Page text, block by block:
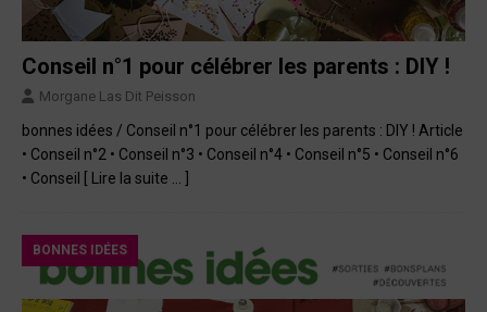
Conseil n°1 pour célébrer les parents : DIY !
Morgane Las Dit Peisson
bonnes idées / Conseil n°1 pour célébrer les parents : DIY ! Article
• Conseil n°2 • Conseil n°3 • Conseil n°4 • Conseil n°5 • Conseil n°6
• Conseil [ Lire la suite … ]
BONNES IDÉES